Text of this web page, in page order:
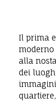
Il prima
moderno
alla
dei